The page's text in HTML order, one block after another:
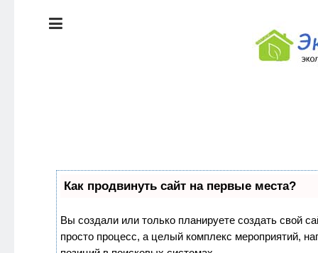
ЭКОЛОГИЯ
СТИЛЬ
ЖИЗНИ
ЭКОЛОГИЯ
Как продвинуть сайт на первые места?
Вы создали или только планируете создать свой
просто процесс, а целый комплекс мероприятий,